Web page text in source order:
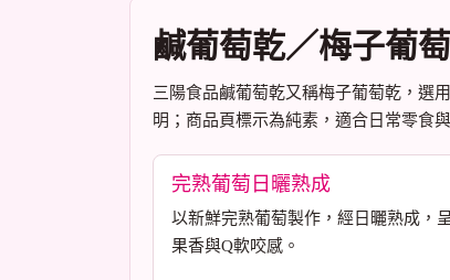
鹹葡萄乾／梅子葡
三陽食品鹹葡萄乾又稱梅子葡萄乾，選
明；商品頁標示為純素，適合日常零食
完熟葡萄日曬熟成
以新鮮完熟葡萄製作，經日曬熟成，
果香與Q軟咬感。